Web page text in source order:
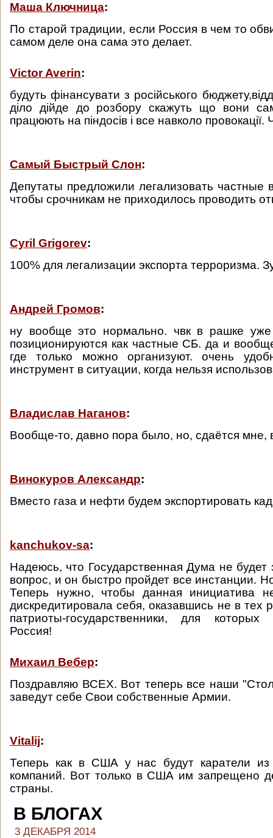
Маша Ключница:
По старой традиции, если Россия в чем то
самом деле она сама это делает.
Victor Averin:
будуть фінансувати з російського
діло дійде до розбору скажуть що вони
працюють на піндосів і все навколо
Самый Быстрый Слон:
Депутаты предложили легализовать частные
чтобы срочникам не приходилось проводить
Cyril Grigorev:
100% для легализации экспорта терроризма.
Андрей Громов:
ну вообще это нормально. чвк в рашке
позиционируются как частные СБ. да и
где только можно организуют. очень
инструмент в ситуации, когда нельзя
Владислав Наганов:
Вообще-то, давно пора было, но, сдаётся мне,
Винокуров Александр:
Вместо газа и нефти будем экспортировать
kanchukov-sa:
Надеюсь, что Государственная Дума не будет
вопрос, и он быстро пройдет все инстанции.
Теперь нужно, чтобы данная инициатива
дискредитировала себя, оказавшись не в тех
патриоты-государственники, для
Россия!
Михаил Вебер:
Поздравляю ВСЕХ. Вот теперь все наши
заведут себе Свои собственные Армии.
Vitalij:
Теперь как в США у нас будут каратели из
компаний. Вот только в США им запрещено
страны.
В БЛОГАХ
3 ДЕКАБРЯ 2014